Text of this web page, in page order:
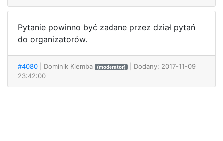
Pytanie powinno być zadane przez dział pytań
do organizatorów.
#4080 | Dominik Klemba (moderator) | Dodany: 2017-11-09
23:42:00